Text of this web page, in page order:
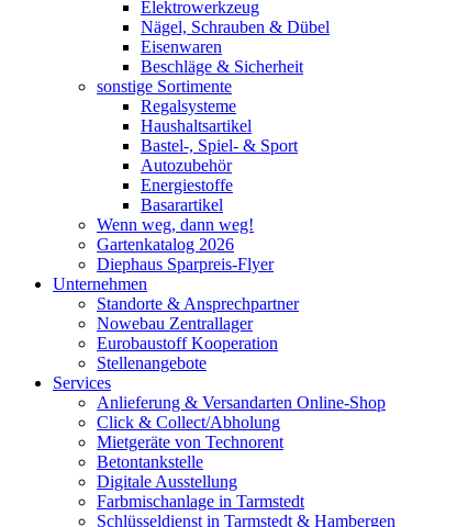
Elektrowerkzeug
Nägel, Schrauben & Dübel
Eisenwaren
Beschläge & Sicherheit
sonstige Sortimente
Regalsysteme
Haushaltsartikel
Bastel-, Spiel- & Sport
Autozubehör
Energiestoffe
Basarartikel
Wenn weg, dann weg!
Gartenkatalog 2026
Diephaus Sparpreis-Flyer
Unternehmen
Standorte & Ansprechpartner
Nowebau Zentrallager
Eurobaustoff Kooperation
Stellenangebote
Services
Anlieferung & Versandarten Online-Shop
Click & Collect/Abholung
Mietgeräte von Technorent
Betontankstelle
Digitale Ausstellung
Farbmischanlage in Tarmstedt
Schlüsseldienst in Tarmstedt & Hambergen